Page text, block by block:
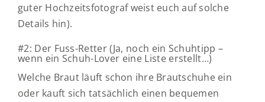
guter Hochzeitsfotograf weist euch auf solche
Details hin).
#2: Der Fuss-Retter (Ja, noch ein Schuhtipp –
wenn ein Schuh-Lover eine Liste erstellt…)
Welche Braut läuft schon ihre Brautschuhe ein
oder kauft sich tatsächlich einen bequemen